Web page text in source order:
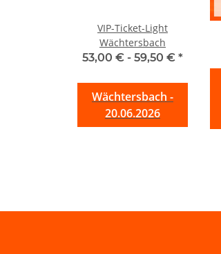
VIP-Ticket-Light
Wächtersbach
53,00 € - 59,50 € *
Wächtersbach -
20.06.2026